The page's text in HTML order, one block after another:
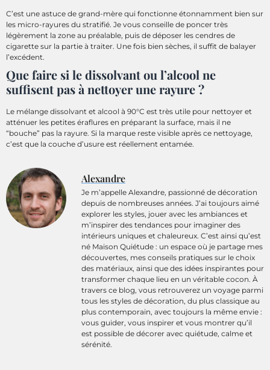
C’est une astuce de grand-mère qui fonctionne étonnamment bien sur
les micro-rayures du stratifié. Je vous conseille de poncer très
légèrement la zone au préalable, puis de déposer les cendres de
cigarette sur la partie à traiter. Une fois bien sèches, il suffit de balayer
l’excédent.
Que faire si le dissolvant ou l’alcool ne
suffisent pas à nettoyer une rayure ?
Le mélange dissolvant et alcool à 90°C est très utile pour nettoyer et
atténuer les petites éraflures en préparant la surface, mais il ne
“bouche” pas la rayure. Si la marque reste visible après ce nettoyage,
c’est que la couche d’usure est réellement entamée.
Alexandre
Je m’appelle Alexandre, passionné de décoration
depuis de nombreuses années. J’ai toujours aimé
explorer les styles, jouer avec les ambiances et
m’inspirer des tendances pour imaginer des
intérieurs uniques et chaleureux. C’est ainsi qu’est
né Maison Quiétude : un espace où je partage mes
découvertes, mes conseils pratiques sur le choix
des matériaux, ainsi que des idées inspirantes pour
transformer chaque lieu en un véritable cocon. À
travers ce blog, vous retrouverez un voyage parmi
tous les styles de décoration, du plus classique au
plus contemporain, avec toujours la même envie :
vous guider, vous inspirer et vous montrer qu’il
est possible de décorer avec quiétude, calme et
sérénité.